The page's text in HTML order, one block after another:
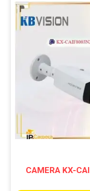
CAMERA KX-